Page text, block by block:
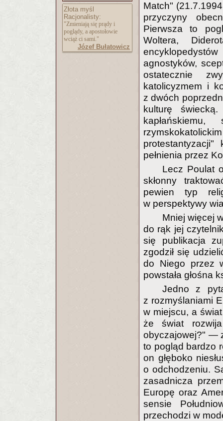
Złota myśl
Racjonalisty:
"Zmieniają się prądy i
poglądy, a apostołowie
wciąż ci sami."
Józef Bułatowicz
Match"
przyczyny
Pierwsza to
Woltera,
agnostyków,
ostatecznie
katolicyzmem i
z dwóch
kulturę
protestantyzacji"
pełnienia przez
Lecz Poulat
skłonny
pewien typ
w perspektywy
Mniej więcej
do rąk jej
się publikacja
zgodził się
do Niego przez
powstała głośna
Jedno z
z rozmyślaniami
w miejscu, a
że świat
obyczajowej?" —
to pogląd bardzo
on głęboko
o odchodzeniu.
zasadnicza
Europę oraz
sensie
przechodzi w